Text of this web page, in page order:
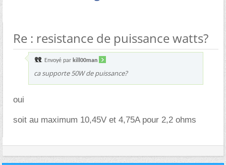
Re : resistance de puissance watts?
Envoyé par kill00man
ca supporte 50W de puissance?
oui
soit au maximum 10,45V et 4,75A pour 2,2 ohms